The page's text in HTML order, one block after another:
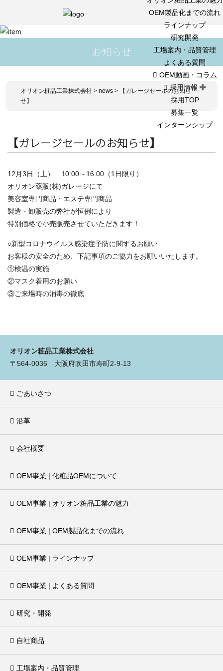
OEM製品化までの流れ
ラインナップ
研究開発
工場案内・品質管理
よくある質問
OEM動画・コラム
採用情報
採用TOP
募集一覧
インターンシップ
お知らせ
オリオン粧品工業株式会社 >news >
【ガレージセールのお知ら
せ】
【ガレージセールのお知らせ】
12月3日（土） 10:00～16:00（1日限り）
オリオン薬販(株)ガレージにて
美容室専門商品・エステ専門商品
製造・卸販売の弊社が恒例により
特別価格で小売販売させていただきます！
○新型コロナウイルス感染症予防に関するお願い
お客様の安全のため、下記事項のご協力をお願いいたします。
①検温の実施
②マスク着用のお願い
③ご来場時の消毒の徹底
オリオン粧品工業株式会社
〒564-0036 大阪府吹田市寿町2-9-13
ごあいさつ
沿革
会社概要
OEM事業 | 化粧品OEMについて
OEM事業 | オリオン粧品工業の魅力
OEM事業 | OEM製品化までの流れ
OEM事業 | ラインナップ
OEM事業 | よくある質問
研究・開発
自社商品
工場案内・品質管理